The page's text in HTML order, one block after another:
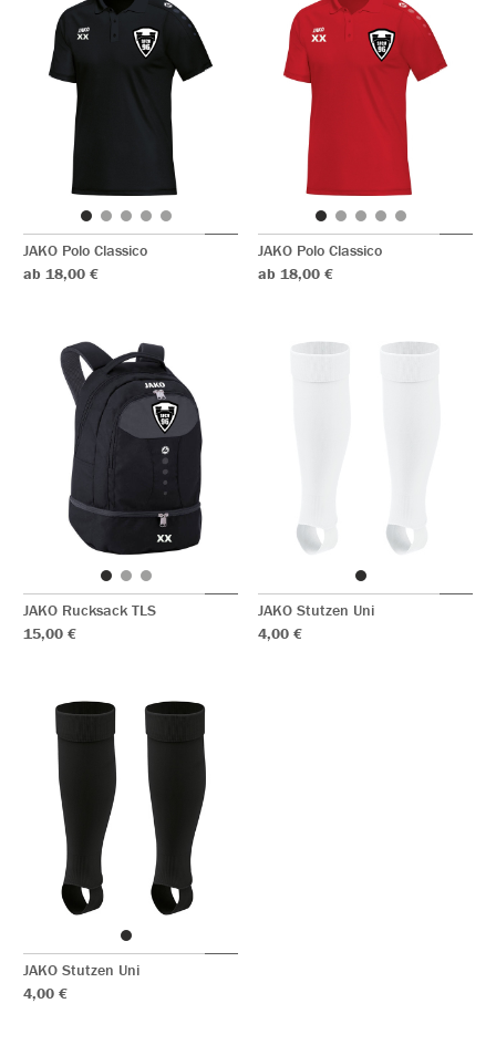
JAKO Polo Classico
ab 18,00 €
JAKO Polo Classico
ab 18,00 €
JAKO Rucksack TLS
15,00 €
JAKO Stutzen Uni
4,00 €
JAKO Stutzen Uni
4,00 €